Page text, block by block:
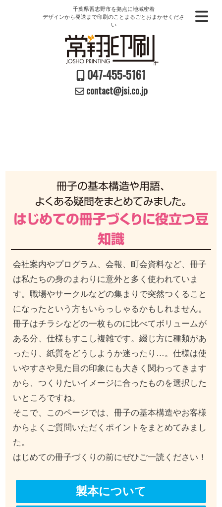
千葉県習志野市を拠点に地域密着
デザインから発送まで印刷のことまるごとおまかせくださ
い
047-455-5161
contact@jsi.co.jp
冊子の基本構造や用語、
よくある疑問をまとめてみました。
はじめての冊子づくりに役立つ豆
知識
会社案内やプログラム、会報、町会資料など、冊子
は私たちの身のまわりに意外と多く使われていま
す。職場やサークルなどの集まりで突然つくること
になったという方もいらっしゃるかもしれません。
冊子はチラシなどの一枚ものに比べてボリュームが
ある分、仕様もすこし複雑です。綴じ方に種類があ
ったり、紙質をどうしようか迷ったり…。仕様は使
いやすさや見た目の印象にも大きく関わってきます
から、つくりたいイメージに合ったものを選択した
いところですね。
そこで、このページでは、冊子の基本構造やお客様
からよくご質問いただくポイントをまとめてみまし
た。
はじめての冊子づくりの前にぜひご一読ください！
製本について